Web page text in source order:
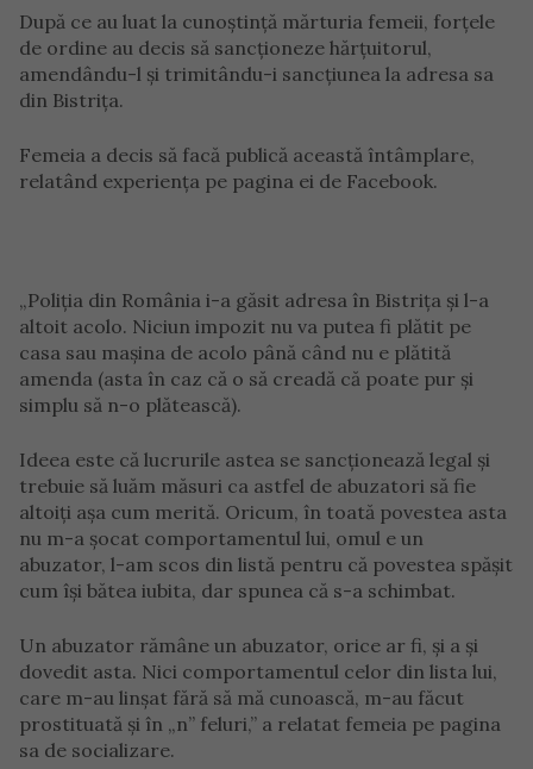
După ce au luat la cunoștință mărturia femeii, forțele
de ordine au decis să sancționeze hărțuitorul,
amendându-l și trimitându-i sancțiunea la adresa sa
din Bistrița.
Femeia a decis să facă publică această întâmplare,
relatând experiența pe pagina ei de Facebook.
„Poliția din România i-a găsit adresa în Bistrița și l-a
altoit acolo. Niciun impozit nu va putea fi plătit pe
casa sau mașina de acolo până când nu e plătită
amenda (asta în caz că o să creadă că poate pur și
simplu să n-o plătească).
Ideea este că lucrurile astea se sancționează legal și
trebuie să luăm măsuri ca astfel de abuzatori să fie
altoiți așa cum merită. Oricum, în toată povestea asta
nu m-a șocat comportamentul lui, omul e un
abuzator, l-am scos din listă pentru că povestea spășit
cum își bătea iubita, dar spunea că s-a schimbat.
Un abuzator rămâne un abuzator, orice ar fi, și a și
dovedit asta. Nici comportamentul celor din lista lui,
care m-au linșat fără să mă cunoască, m-au făcut
prostituată și în „n” feluri,” a relatat femeia pe pagina
sa de socializare.